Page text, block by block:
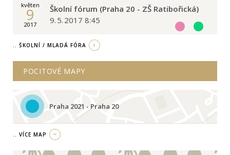
květen
9
2017
Školní fórum (Praha 20 - ZŠ Ratibořická)
9. 5. 2017 8:45
.. ŠKOLNÍ / MLADÁ FÓRA
POCITOVÉ MAPY
Praha 2021 - Praha 20
.. VÍCE MAP